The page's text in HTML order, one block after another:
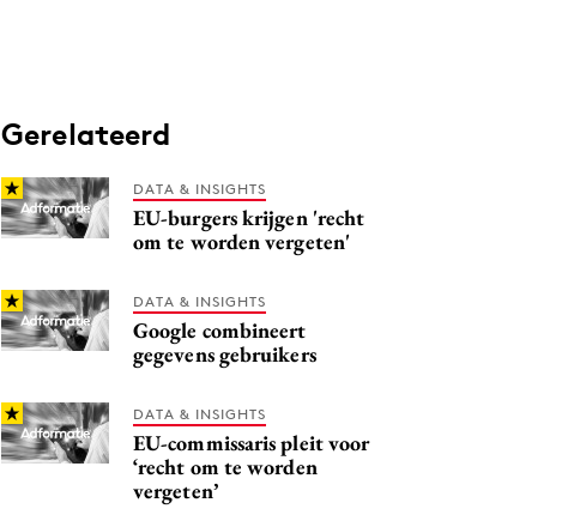
Gerelateerd
DATA & INSIGHTS
EU-burgers krijgen 'recht
om te worden vergeten'
DATA & INSIGHTS
Google combineert
gegevens gebruikers
DATA & INSIGHTS
EU-commissaris pleit voor
‘recht om te worden
vergeten’